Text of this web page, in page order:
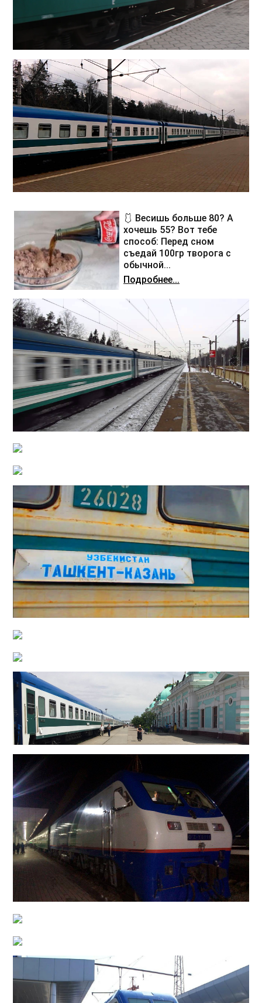
🩱 Весишь больше 80? А
хочешь 55? Вот тебе
способ: Перед сном
съедай 100гр творога с
обычной...
Подробнее...